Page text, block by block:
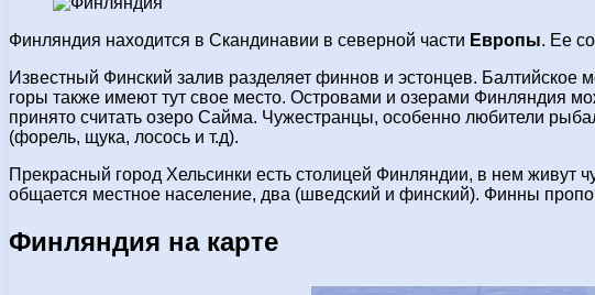
Финляндия находится в Скандинавии в северной части Европы. Ее
Известный Финский залив разделяет финнов и эстонцев.
горы также имеют тут свое место. Островами и озерами Финляндия
принято считать озеро Сайма. Чужестранцы, особенно любители
(форель, щука, лосось и т.д).
Прекрасный город Хельсинки есть столицей Финляндии, в нем живут
общается местное население, два (шведский и финский). Финны
Финляндия на карте